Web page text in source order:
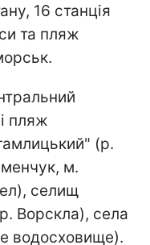
16 станція
та пляж
пляж
(р.
м.
селищ
Ворскла), села
водосховище).